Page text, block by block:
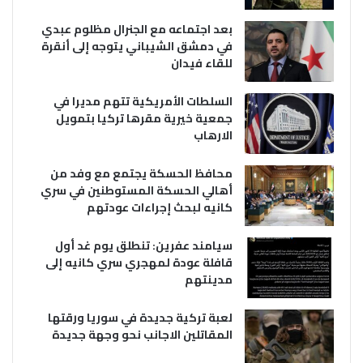
بعد اجتماعه مع الجنرال مظلوم عبدي
في دمشق الشيباني يتوجه إلى أنقرة
للقاء فيدان
السلطات الأمريكية تتهم مديرا في
جمعية خيرية مقرها تركيا بتمويل
الارهاب
محافظ الحسكة يجتمع مع وفد من
أهالي الحسكة المستوطنين في سري
كانيه لبحث إجراءات عودتهم
سيامند عفرين: تنطلق يوم غد أول
قافلة عودة لمهجري سري كانيه إلى
مدينتهم
لعبة تركية جديدة في سوريا ورقتها
المقاتلين الاجانب نحو وجهة جديدة